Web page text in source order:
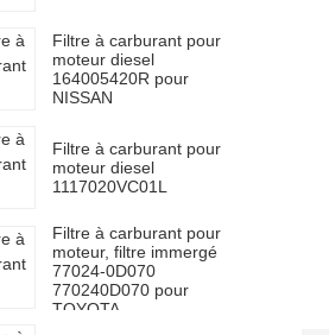
Filtre à carburant pour
moteur diesel
164005420R pour
NISSAN
Filtre à carburant pour
moteur diesel
1117020VC01L
Filtre à carburant pour
moteur, filtre immergé
77024-0D070
770240D070 pour
TOYOTA